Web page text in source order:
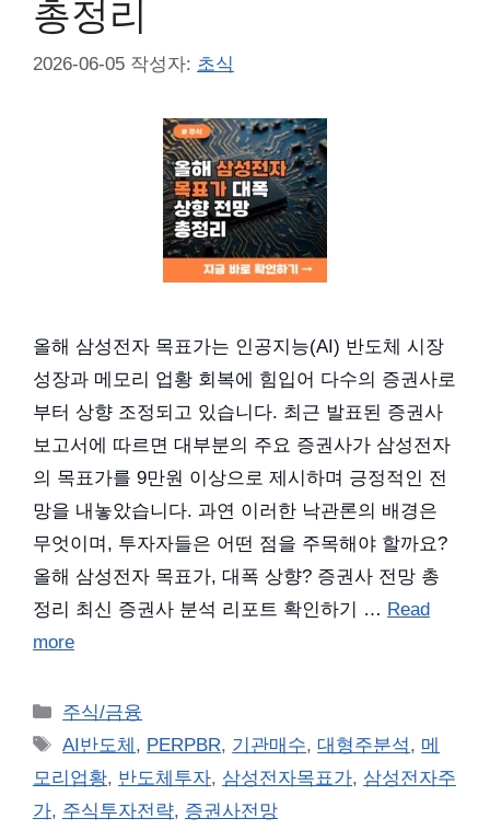
총정리
2026-06-05 작성자: 초식
올해 삼성전자 목표가는 인공지능(AI) 반도체 시장
성장과 메모리 업황 회복에 힘입어 다수의 증권사로
부터 상향 조정되고 있습니다. 최근 발표된 증권사
보고서에 따르면 대부분의 주요 증권사가 삼성전자
의 목표가를 9만원 이상으로 제시하며 긍정적인 전
망을 내놓았습니다. 과연 이러한 낙관론의 배경은
무엇이며, 투자자들은 어떤 점을 주목해야 할까요?
올해 삼성전자 목표가, 대폭 상향? 증권사 전망 총
정리 최신 증권사 분석 리포트 확인하기 … Read
more
카
테
리
주식/금융
태
그
AI반도체 , PERPBR, 기관매수,대형주분석, 메
모리업황, 반도체투자, 삼성전자목표가, 삼성전자주
가, 주식투자전략, 증권사전망